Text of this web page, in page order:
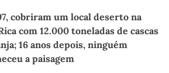
cobriram um local deserto na
com 12.000 toneladas de cascas
16 anos depois, ninguém
a paisagem